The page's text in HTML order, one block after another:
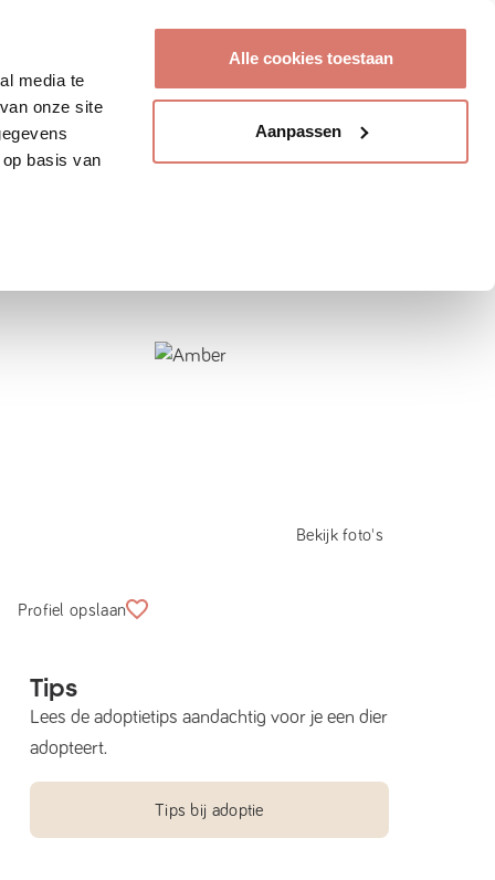
media te
onze site
basis van
Alle cookies toestaan
Aanpassen
Bekijk foto's
Profiel opslaan
Tips
Lees de adoptietips aandachtig voor je een dier
adopteert.
Tips bij adoptie